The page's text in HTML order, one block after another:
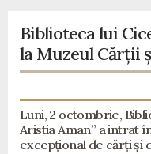
Biblioteca lui
la Muzeul Cărții
Luni, 2 octombrie,
Aristia Aman” a intrat
excepțional de cărți și